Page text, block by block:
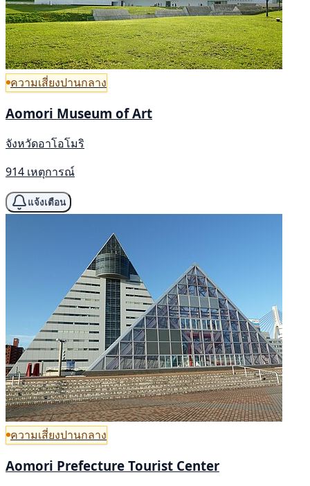
ความเสี่ยงปานกลาง
Aomori Museum of Art
จังหวัดอาโอโมริ
914 เหตุการณ์
แจ้งเตือน
ความเสี่ยงปานกลาง
Aomori Prefecture Tourist Center